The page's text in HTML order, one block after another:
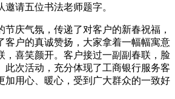
请五位书法老师题字。
节庆气氛，传递了对客户的新春祝福，
客户的真诚赞扬，大家拿着一幅幅寓意
，喜笑颜开。客户接过一副副春联，脸
此次活动，充分体现了工商银行服务客
加用心、暖心，受到广大群众的一致好